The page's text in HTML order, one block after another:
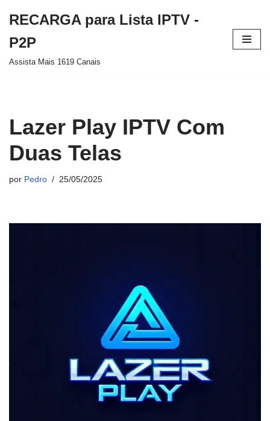
para
o
RECARGA para Lista IPTV -
P2P
Assista Mais 1619 Canais
Lazer Play IPTV Com
Duas Telas
por Pedro 25/05/2025